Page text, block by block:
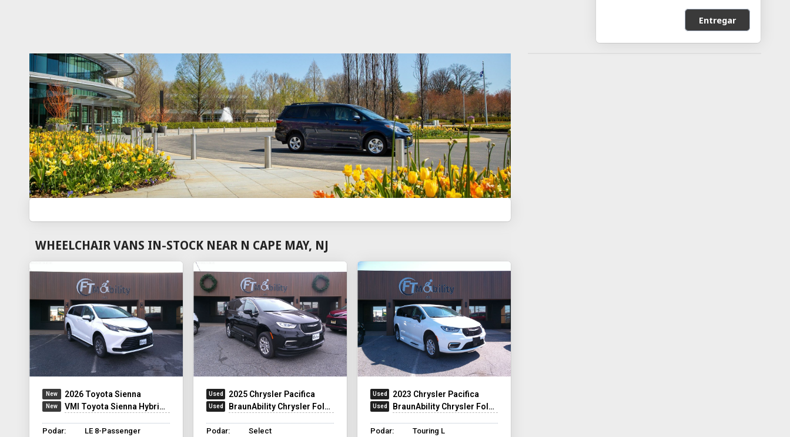
Entregar
WHEELCHAIR VANS IN-STOCK NEAR N CAPE MAY, NJ
2026 Toyota Sienna
VMI Toyota Sienna Hybrid - Rear Entry - FWD
Podar:
LE 8-Passenger
2025 Chrysler Pacifica
BraunAbility Chrysler Foldout XT
Podar:
Select
2023 Chrysler Pacifica
BraunAbility Chrysler Foldout XT
Podar:
Touring L